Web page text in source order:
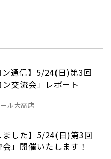
ン通信】5/24(日)第3回
ン交流会」レポート
ル大高店
ました】5/24(日)第3回
会」開催いたします！